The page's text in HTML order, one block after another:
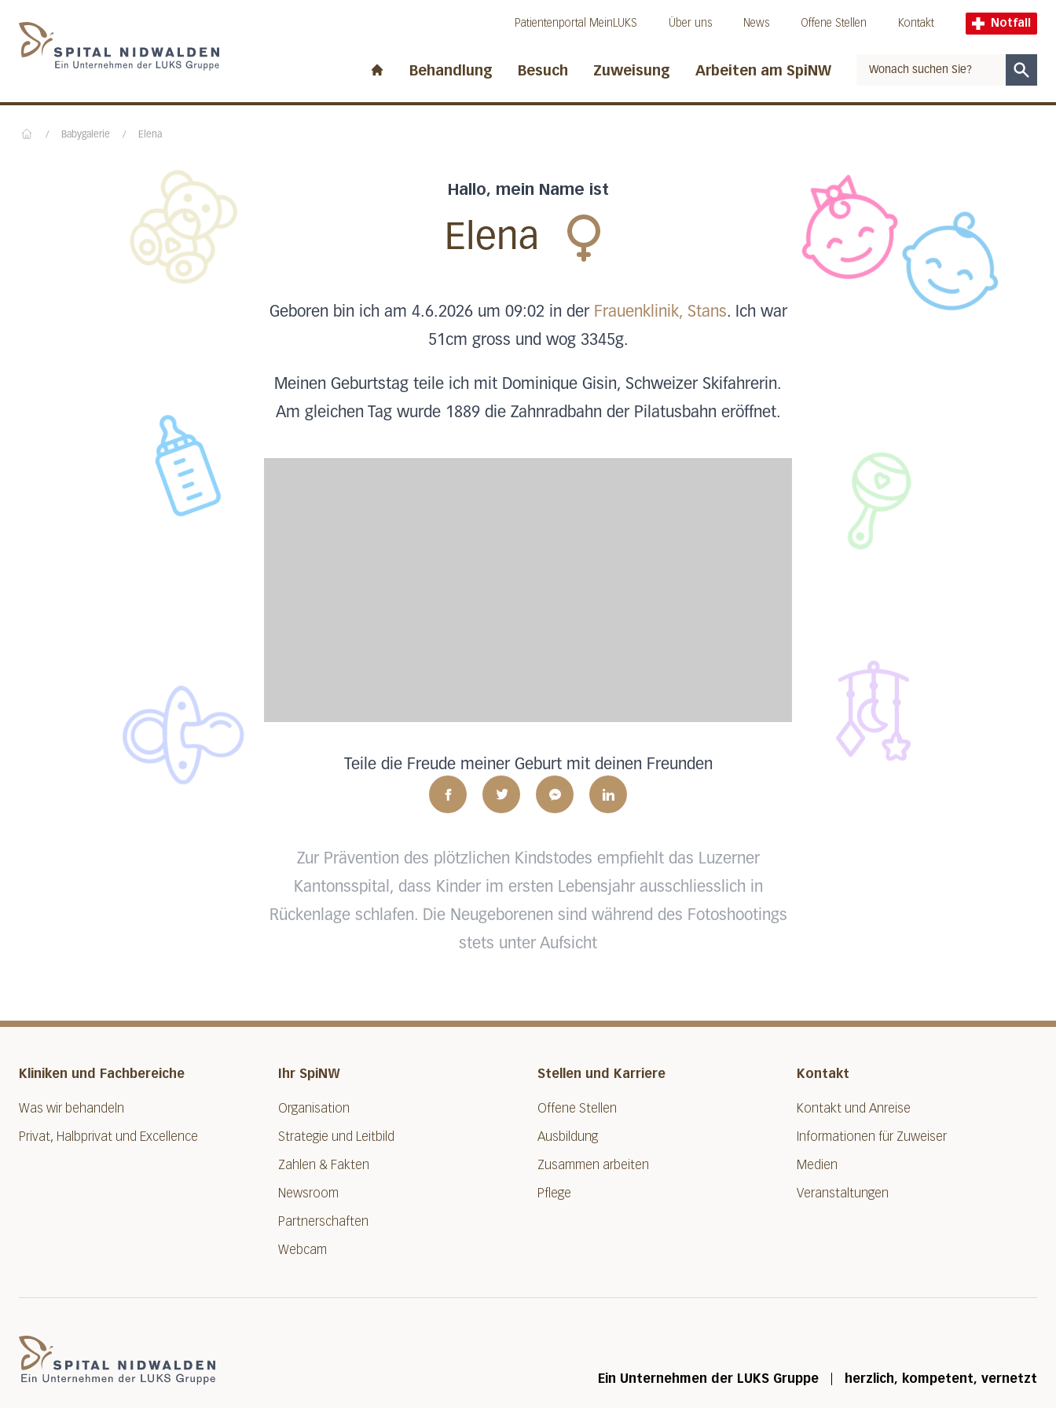
Patientenportal MeinLUKS Über uns News Offene Stellen Kontakt Notfall
Behandlung Besuch Zuweisung Arbeiten am SpiNW
/ Babygalerie / Elena
Hallo, mein Name ist
Elena
Geboren bin ich am 4.6.2026 um 09:02 in der Frauenklinik, Stans. Ich war
51cm gross und wog 3345g.
Meinen Geburtstag teile ich mit Dominique Gisin, Schweizer Skifahrerin.
Am gleichen Tag wurde 1889 die Zahnradbahn der Pilatusbahn eröffnet.
Teile die Freude meiner Geburt mit deinen Freunden
Zur Prävention des plötzlichen Kindstodes empfiehlt das Luzerner
Kantonsspital, dass Kinder im ersten Lebensjahr ausschliesslich in
Rückenlage schlafen. Die Neugeborenen sind während des Fotoshootings
stets unter Aufsicht
Kliniken und Fachbereiche
Was wir behandeln
Privat, Halbprivat und Excellence
Ihr SpiNW
Organisation
Strategie und Leitbild
Zahlen & Fakten
Newsroom
Partnerschaften
Webcam
Stellen und Karriere
Offene Stellen
Ausbildung
Zusammen arbeiten
Pflege
Kontakt
Kontakt und Anreise
Informationen für Zuweiser
Medien
Veranstaltungen
Ein Unternehmen der LUKS Gruppe herzlich, kompetent, vernetzt